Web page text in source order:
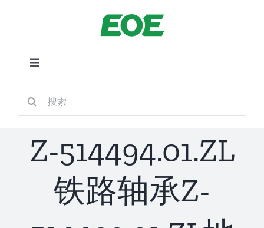
切
换
导
航
首页
Z-514494.01.ZL
铁路轴承Z-